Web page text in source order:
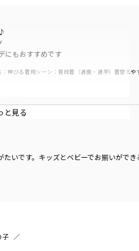
：伸びる着用シーン ：普段着（通園・通学） 着替えや
いです。キッズとベビーでお揃いがで
子
にもおすすめです
す
すが商品に問題はございません。
です
と見る